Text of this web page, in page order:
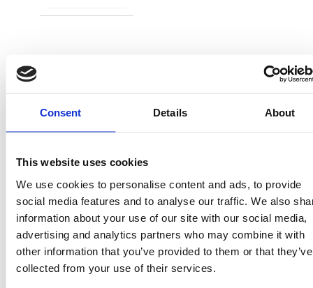
Consent Details About
This website uses cookies
We use cookies to personalise content and ads, to provide
social media features and to analyse our traffic. We also
information about your use of our site with our social media,
advertising and analytics partners who may combine it with
other information that you’ve provided to them or that they’ve
collected from your use of their services.
PINK
1